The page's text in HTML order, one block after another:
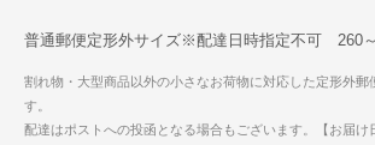
普通郵便定形外サイズ※配達日時指定不可 260
割れ物・大型商品以外の小さなお荷物に対応した定形外
す。
配達はポストへの投函となる場合もございます。【お届け